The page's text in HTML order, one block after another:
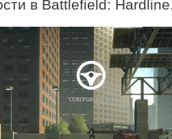
в Battlefield: